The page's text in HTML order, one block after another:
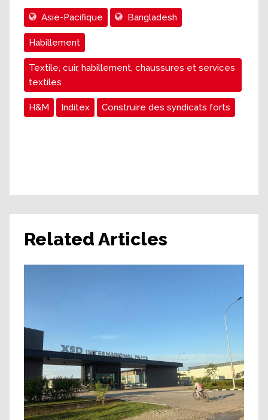
Asie-Pacifique Bangladesh
Habillement
Textile, cuir, habillement, chaussures et services
textiles
H&M Inditex Construire des syndicats forts
Related Articles